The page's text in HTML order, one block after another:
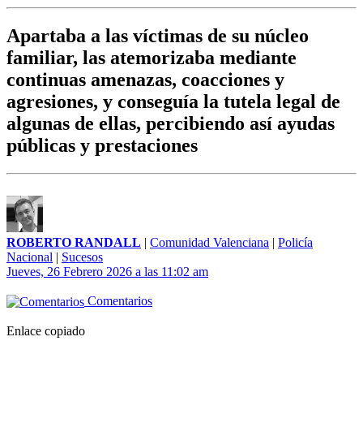
Apartaba a las víctimas de su núcleo
familiar, las atemorizaba mediante
continuas amenazas, coacciones y
agresiones, y conseguía la tutela legal de
algunas de ellas, percibiendo así ayudas
públicas y prestaciones
ROBERTO RANDALL | Comunidad Valenciana | Policía
Nacional | Sucesos
Jueves, 26 Febrero 2026 a las 11:02 am
Comentarios
Enlace copiado